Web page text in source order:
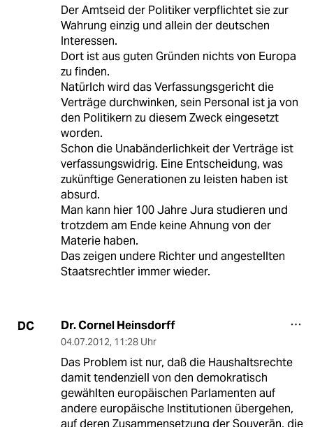
Der Amtseid der Politiker verpflichtet sie zur
Wahrung einzig und allein der deutschen
Interessen.
Dort ist aus guten Gründen nichts von Europa
zu finden.
Natürlch wird das Verfassungsgericht die
Verträge durchwinken, sein Personal ist ja von
den Politikern zu diesem Zweck eingesetzt
worden.
Schon die Unabänderlichkeit der Verträge ist
verfassungswidrig. Eine Entscheidung, was
zukünftige Generationen zu leisten haben ist
absurd.
Man kann hier 100 Jahre Jura studieren und
trotzdem am Ende keine Ahnung von der
Materie haben.
Das zeigen undere Richter und angestellten
Staatsrechtler immer wieder.
DC Dr. Cornel Heinsdorff
04.07.2012, 11:28 Uhr
Das Problem ist nur, daß die Haushaltsrechte
damit tendenziell von den demokratisch
gewählten europäischen Parlamenten auf
andere europäische Institutionen übergehen,
auf deren Zusammensetzung der Souverän, die